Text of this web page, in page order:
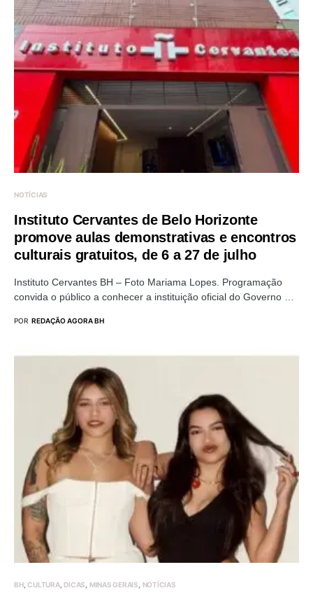
NOTÍCIAS
Instituto Cervantes de Belo Horizonte
promove aulas demonstrativas e encontros
culturais gratuitos, de 6 a 27 de julho
Instituto Cervantes BH – Foto Mariama Lopes. Programação
convida o público a conhecer a instituição oficial do Governo …
POR REDAÇÃO AGORA BH
BH CULTURA DICAS MINAS GERAIS NOTÍCIAS